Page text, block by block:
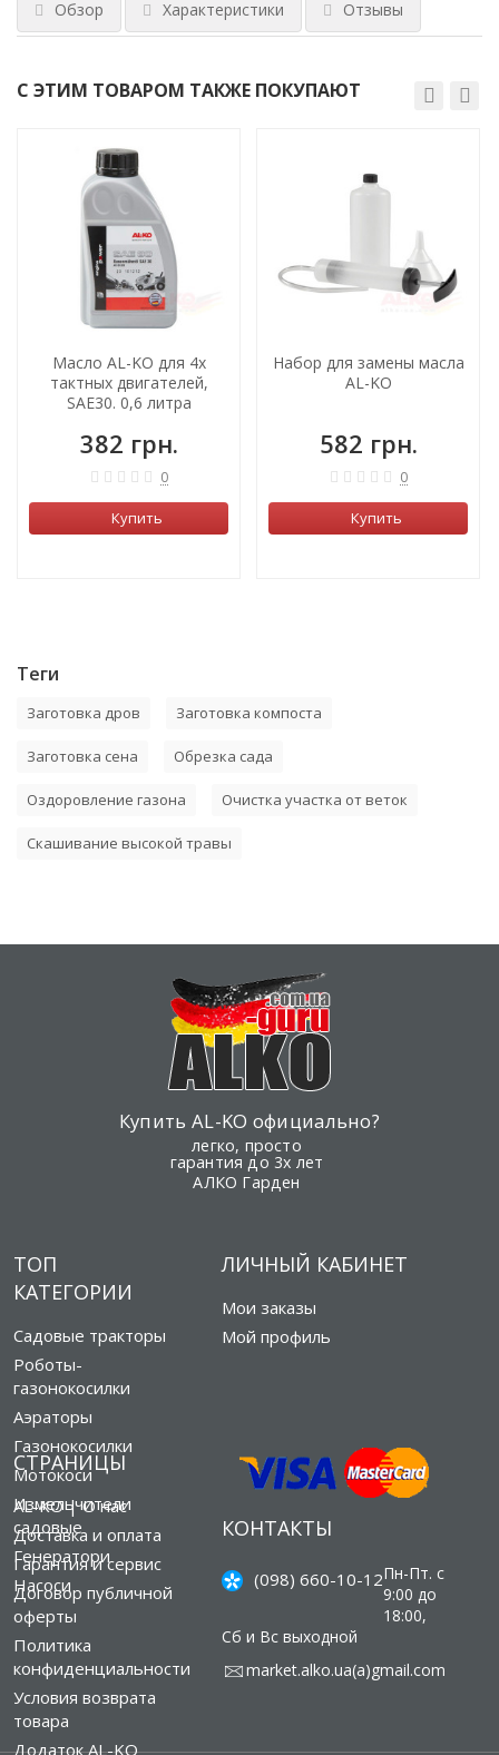
Обзор Характеристики Отзывы
С ЭТИМ ТОВАРОМ ТАКЖЕ ПОКУПАЮТ
Масло AL-KO для 4х
тактных двигателей,
SAE30. 0,6 литра
382 грн.
0
Купить
Набор для замены масла
AL-KO
582 грн.
0
Купить
Теги
Заготовка дров Заготовка компоста
Заготовка сена Обрезка сада
Оздоровление газона Очистка участка от веток
Скашивание высокой травы
Купить AL-KO официально?
легко, просто
гарантия до 3х лет
АЛКО Гарден
ТОП
КАТЕГОРИИ
Садовые тракторы
Роботы-
газонокосилки
Аэраторы
Газонокосилки
Мотокоси
Измельчители
садовые
Генератори
Насоси
СТРАНИЦЫ
AL-KO | О нас
Доставка и оплата
Гарантия и сервис
Договор публичной
оферты
Политика
конфиденциальности
Условия возврата
товара
Додаток AL-KO
ЛИЧНЫЙ КАБИНЕТ
Мои заказы
Мой профиль
КОНТАКТЫ
(098) 660-10-12Пн-Пт. с
9:00 до
18:00,
Сб и Вс выходной
market.alko.ua(а)gmail.com